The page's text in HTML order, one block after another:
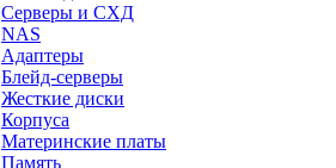
Серверы и СХД
NAS
Адаптеры
Блейд-серверы
Жесткие диски
Корпуса
Материнские платы
Память